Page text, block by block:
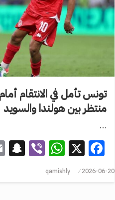
تونس تأمل في الانتقام أمام
منتظر بين هولندا والسويد
…
Facebook
X
2026-06-20
qamishly